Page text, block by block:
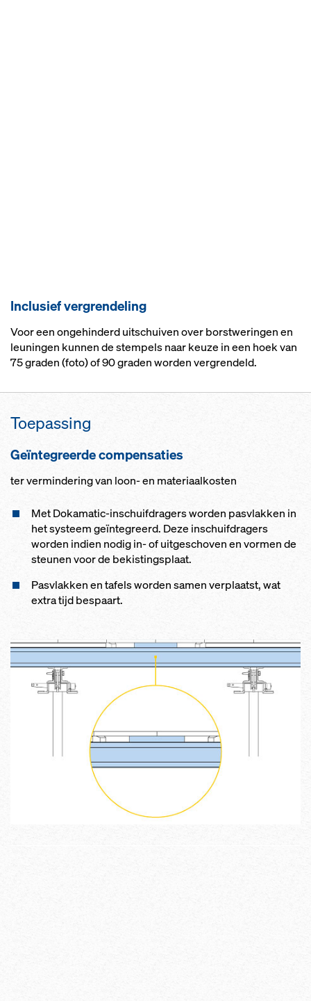
Inclusief vergrendeling
Voor een ongehinderd uitschuiven over borstweringen en
leuningen kunnen de stempels naar keuze in een hoek van
75 graden (foto) of 90 graden worden vergrendeld.
Toepassing
Geïntegreerde compensaties
ter vermindering van loon- en materiaalkosten
Met Dokamatic-inschuifdragers worden pasvlakken in
het systeem geïntegreerd. Deze inschuifdragers
worden indien nodig in- of uitgeschoven en vormen de
steunen voor de bekistingsplaat.
Pasvlakken en tafels worden samen verplaatst, wat
extra tijd bespaart.